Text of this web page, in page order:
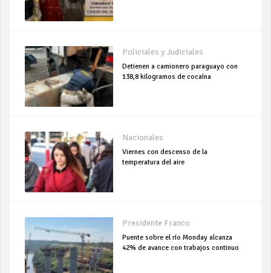
Policiales y Judiciales
Detienen a camionero paraguayo con
138,8 kilogramos de cocaína
Nacionales
Viernes con descenso de la
temperatura del aire
Presidente Franco
Puente sobre el río Monday alcanza
42% de avance con trabajos continuo